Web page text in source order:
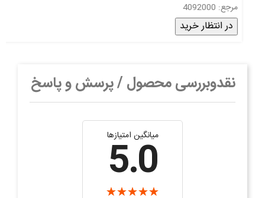
مرجع: 4092000
در انتظار خرید
نقدوبررسی محصول / پرسش و پاسخ
میانگین امتیازها
5.0